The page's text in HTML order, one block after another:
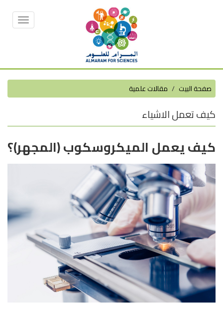
Toggle
صفحة البيت مقالات علمية
كيف تعمل الاشياء
كيف يعمل الميكروسكوب (المجهر)؟